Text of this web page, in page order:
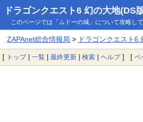
ドラゴンクエスト6 幻の大地(DS
このページでは「ムドーの城」について攻略して
ZAPAnet総合情報局 > ドラゴンクエスト6
[ トップ| 一覧 | 最終更新 | 検索 | ヘルプ] [ ペ